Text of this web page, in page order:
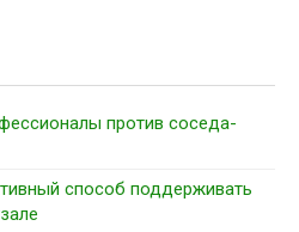
против соседа-
способ поддерживать